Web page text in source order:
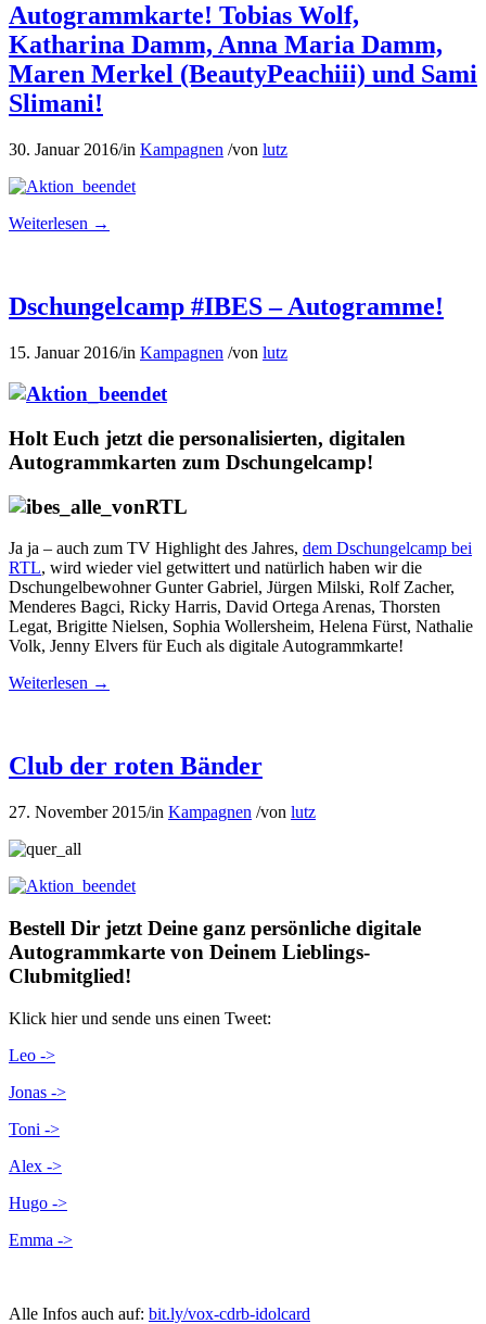
Autogrammkarte! Tobias Wolf,
Katharina Damm, Anna Maria Damm,
Maren Merkel (BeautyPeachiii) und Sami
Slimani!
30. Januar 2016/in Kampagnen /von lutz
Weiterlesen →
Dschungelcamp #IBES – Autogramme!
15. Januar 2016/in Kampagnen /von lutz
Holt Euch jetzt die personalisierten, digitalen
Autogrammkarten zum Dschungelcamp!
Ja ja – auch zum TV Highlight des Jahres, dem Dschungelcamp bei
RTL, wird wieder viel getwittert und natürlich haben wir die
Dschungelbewohner Gunter Gabriel, Jürgen Milski, Rolf Zacher,
Menderes Bagci, Ricky Harris, David Ortega Arenas, Thorsten
Legat, Brigitte Nielsen, Sophia Wollersheim, Helena Fürst, Nathalie
Volk, Jenny Elvers für Euch als digitale Autogrammkarte!
Weiterlesen →
Club der roten Bänder
27. November 2015/in Kampagnen /von lutz
Bestell Dir jetzt Deine ganz persönliche digitale
Autogrammkarte von Deinem Lieblings-
Clubmitglied!
Klick hier und sende uns einen Tweet:
Leo ->
Jonas ->
Toni ->
Alex ->
Hugo ->
Emma ->
Alle Infos auch auf: bit.ly/vox-cdrb-idolcard